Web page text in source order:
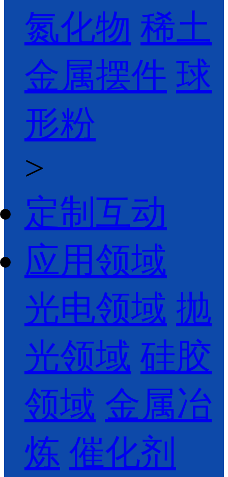
氮化物 稀土
金属摆件 球
形粉
>
定制互动
应用领域
光电领域 抛
光领域 硅胶
领域 金属冶
炼 催化剂